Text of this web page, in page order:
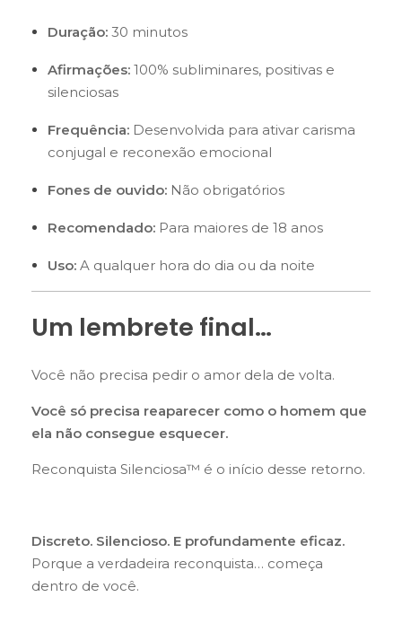
Duração:30 minutos
Afirmações:100% subliminares, positivas e
silenciosas
Frequência:Desenvolvida para ativar carisma
conjugal e reconexão emocional
Fones de ouvido:Não obrigatórios
Recomendado:Para maiores de 18 anos
Uso:A qualquer hora do dia ou da noite
Um lembrete final…
Você não precisa pedir o amor dela de volta.
Você só precisa reaparecer como o homem que
ela não consegue esquecer.
Reconquista Silenciosa™ é o início desse retorno.
Discreto. Silencioso. E profundamente eficaz.
Porque a verdadeira reconquista… começa
dentro de você.